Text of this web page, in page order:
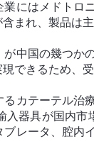
にはメドトロ
まれ、製品は
中国の幾つか
できるため、
カテーテル治
器具が国内
レータ、腔内